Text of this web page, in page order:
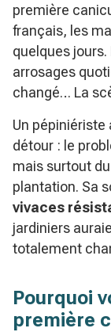
première
français, les
quelques
arrosages
changé… La
Un pépiniériste
détour : le
mais surtout
plantation. Sa
vivaces
jardiniers
totalement
Pourquoi
première